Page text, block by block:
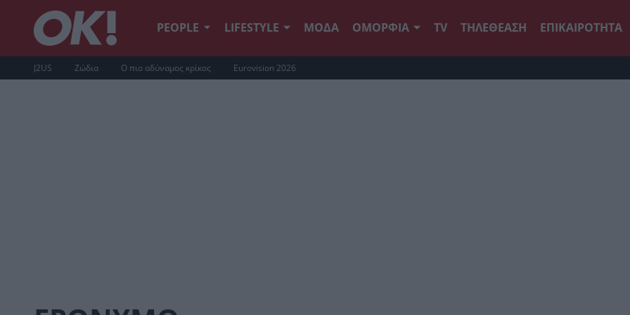
PEOPLE LIFESTYLE ΜΟΔΑ ΟΜΟΡΦΙΑ TV ΤΗΛΕΘΕΑΣΗ ΕΠΙΚΑΙΡΟΤΗΤΑ
J2US Ζώδια Ο πιο αδύναμος κρίκος Eurovision 2026